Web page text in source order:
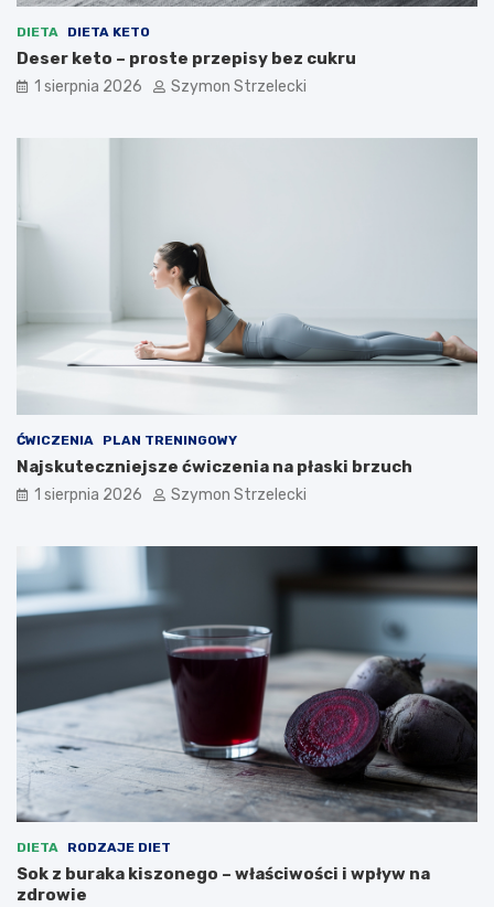
DIETA DIETA KETO
Deser keto – proste przepisy bez cukru
1 sierpnia 2026 Szymon Strzelecki
ĆWICZENIA PLAN TRENINGOWY
Najskuteczniejsze ćwiczenia na płaski brzuch
1 sierpnia 2026 Szymon Strzelecki
DIETA RODZAJE DIET
Sok z buraka kiszonego – właściwości i wpływ na
zdrowie